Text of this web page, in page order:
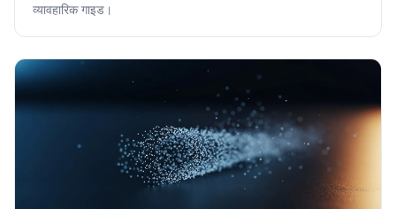
व्यावहारिक गाइड।